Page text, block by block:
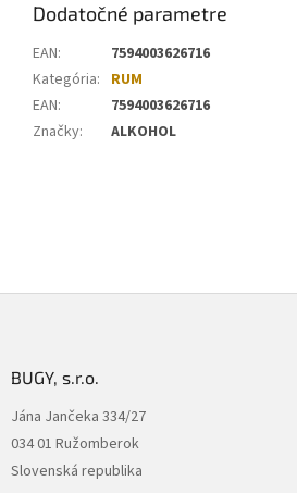
Dodatočné parametre
EAN:
7594003626716
Kategória: RUM
EAN:
7594003626716
Značky: ALKOHOL
BUGY, s.r.o.
Jána Jančeka 334/27
034 01 Ružomberok
Slovenská republika